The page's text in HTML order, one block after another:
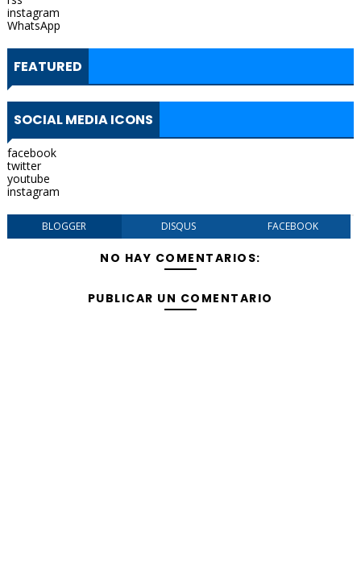
instagram
WhatsApp
FEATURED
SOCIAL MEDIA ICONS
facebook
twitter
youtube
instagram
BLOGGER DISQUS FACEBOOK
NO HAY COMENTARIOS:
PUBLICAR UN COMENTARIO